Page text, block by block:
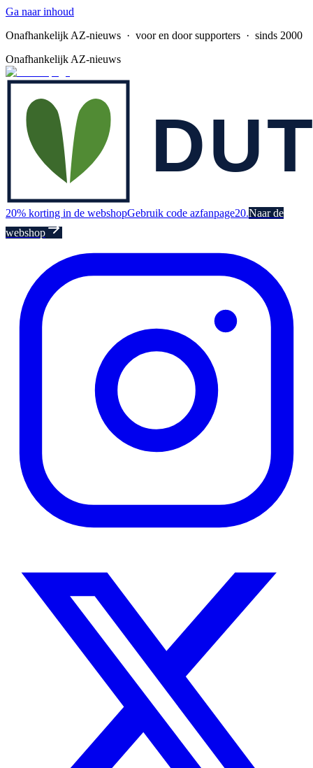
Ga naar inhoud
Onafhankelijk AZ-nieuws · voor en door supporters · sinds 2000
Onafhankelijk AZ-nieuws
20% korting in de webshopGebruik code azfanpage20.Naar de
webshop